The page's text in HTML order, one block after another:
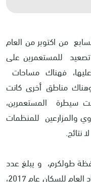
من اكتوبر من العام
للمستعمرين على
عليها، فهناك مساحات
مناطق أخرى كانت
سيطرة المستعمرين،
والمزارعين للمنظمات
نتائج.
طولكرم، و يبلغ عدد
سكانها حوالي 1,623 نسمة حسب التعداد العام للسكان عام 2017،